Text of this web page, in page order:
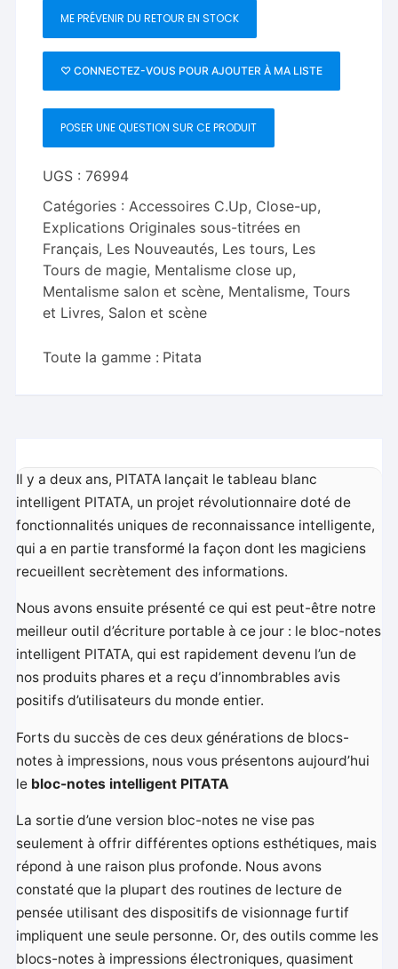
ME PRÉVENIR DU RETOUR EN STOCK
♡ CONNECTEZ-VOUS POUR AJOUTER À MA LISTE
POSER UNE QUESTION SUR CE PRODUIT
UGS :76994
Catégories : Accessoires C.Up, Close-up,
Explications Originales sous-titrées en
Français, Les Nouveautés, Les tours, Les
Tours de magie, Mentalisme close up,
Mentalisme salon et scène, Mentalisme, Tours
et Livres, Salon et scène
Toute la gamme : Pitata
Il y a deux ans, PITATA lançait le tableau blanc
intelligent PITATA, un projet révolutionnaire doté de
fonctionnalités uniques de reconnaissance intelligente,
qui a en partie transformé la façon dont les magiciens
recueillent secrètement des informations.
Nous avons ensuite présenté ce qui est peut-être notre
meilleur outil d’écriture portable à ce jour : le bloc-notes
intelligent PITATA, qui est rapidement devenu l’un de
nos produits phares et a reçu d’innombrables avis
positifs d’utilisateurs du monde entier.
Forts du succès de ces deux générations de blocs-
notes à impressions, nous vous présentons aujourd’hui
le bloc-notes intelligent PITATA
La sortie d’une version bloc-notes ne vise pas
seulement à offrir différentes options esthétiques, mais
répond à une raison plus profonde. Nous avons
constaté que la plupart des routines de lecture de
pensée utilisant des dispositifs de visionnage furtif
impliquent une seule personne. Or, des outils comme les
blocs-notes à impressions électroniques, quasiment